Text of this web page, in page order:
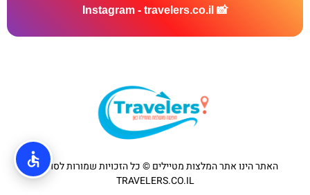
📸 Instagram - travelers.co.il
האתר הינו אתר המלצות מטיילים © כל הזכויות שמורות לסוכנות
TRAVELERS.CO.IL